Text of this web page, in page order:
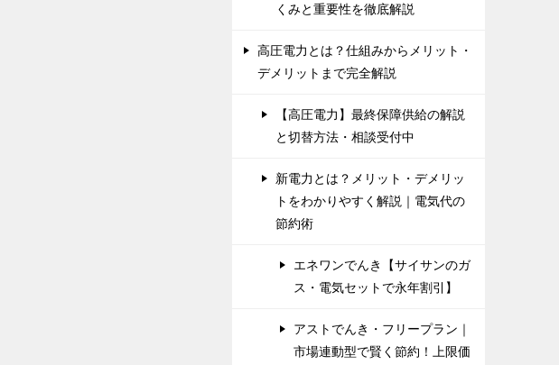
くみと重要性を徹底解説
高圧電力とは？仕組みからメリット・
デメリットまで完全解説
【高圧電力】最終保障供給の解説
と切替方法・相談受付中
新電力とは？メリット・デメリッ
トをわかりやすく解説｜電気代の
節約術
エネワンでんき【サイサンのガ
ス・電気セットで永年割引】
アストでんき・フリープラン｜
市場連動型で賢く節約！上限価